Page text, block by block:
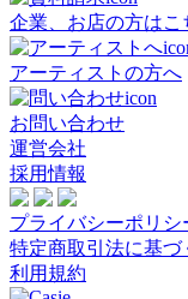
企業、お店の方はこ
アーティストの方へ
お問い合わせ
運営会社
採用情報
プライバシーポリシ
特定商取引法に基づ
利用規約